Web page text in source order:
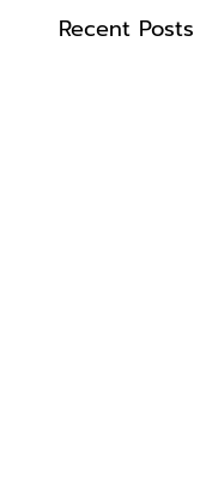
Recent Posts